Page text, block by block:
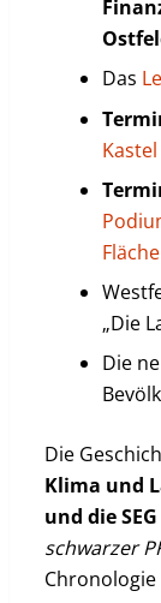
Das
„Die
Die
Die
Klima und
und die SEG
schwarzer
Chronologie